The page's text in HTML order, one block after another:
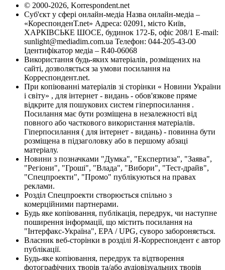
© 2000-2026, Korrespondent.net
Суб'єкт у сфері онлайн-медіа Назва онлайн-медіа –
«КореспонденТ.net» Адреса: 02091, місто Київ,
ХАРКІВСЬКЕ ШОСЕ, будинок 172-Б, офіс 208/1 E-mail:
sunlight@mediadim.com.ua Телефон: 044-205-43-00
Ідентифікатор медіа – R40-06068
Використання будь-яких матеріалів, розміщених на
сайті, дозволяється за умови посилання на
Корреспондент.net.
При копіюванні матеріалів зі сторінки « Новини України
і світу» , для інтернет - видань - обов'язкове пряме
відкрите для пошукових систем гіперпосилання .
Посилання має бути розміщена в незалежності від
повного або часткового використання матеріалів.
Гіперпосилання ( для інтернет - видань) - повинна бути
розміщена в підзаголовку або в першому абзаці
матеріалу.
Новини з позначками "Думка", "Експертиза", "Заява",
"Регіони", "Гроші", "Влада", "Вибори", "Тест-драйв",
"Спецпроекти", "Промо" публікуються на правах
реклами.
Розділ Спецпроекти створюється спільно з
комерційними партнерами.
Будь яке копіювання, публікація, передрук, чи наступне
поширення інформації, що містить посилання на
"Інтерфакс-Україна", EPA / UPG, суворо забороняється.
Власник веб-сторінки в розділі Я-Корреспондент є автор
публікації.
Будь-яке копіювання, передрук та відтворення
фотографічних творів та/або аудіовізуальних творів